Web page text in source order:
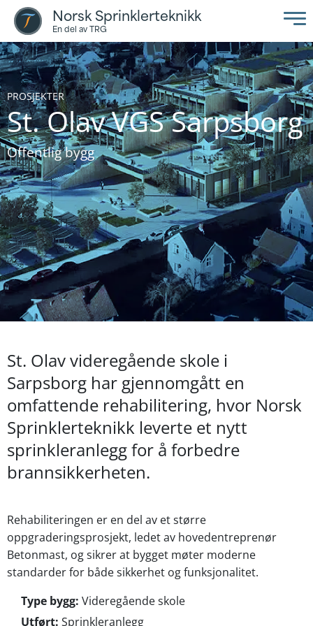
Norsk Sprinklerteknikk
En del av TRG
PROSJEKTER
St. Olav VGS Sarpsborg
Offentlig bygg
St. Olav videregående skole i
Sarpsborg har gjennomgått en
omfattende rehabilitering, hvor Norsk
Sprinklerteknikk leverte et nytt
sprinkleranlegg for å forbedre
brannsikkerheten.
Rehabiliteringen er en del av et større
oppgraderingsprosjekt, ledet av hovedentreprenør
Betonmast, og sikrer at bygget møter moderne
standarder for både sikkerhet og funksjonalitet.
Type bygg: Videregående skole
Utført: Sprinkleranlegg